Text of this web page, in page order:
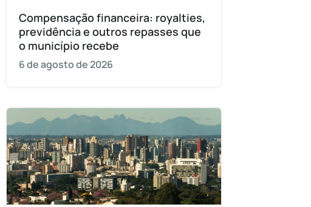
Compensação financeira: royalties,
previdência e outros repasses que
o município recebe
6 de agosto de 2026